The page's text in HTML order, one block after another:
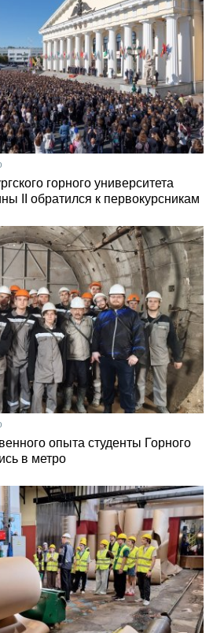
горного университета
II обратился к первокурсникам
опыта студенты Горного
в метро